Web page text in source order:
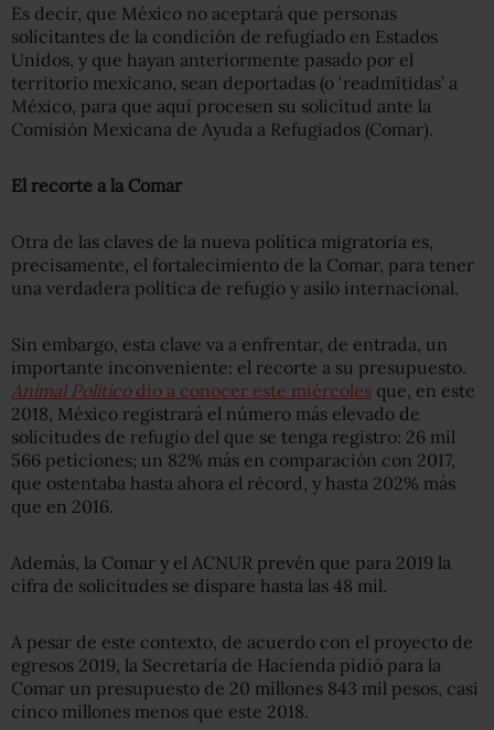
Es decir, que México no aceptará que personas
solicitantes de la condición de refugiado en Estados
Unidos, y que hayan anteriormente pasado por el
territorio mexicano, sean deportadas (o ‘readmitidas’ a
México, para que aquí procesen su solicitud ante la
Comisión Mexicana de Ayuda a Refugiados (Comar).
El recorte a la Comar
Otra de las claves de la nueva política migratoria es,
precisamente, el fortalecimiento de la Comar, para tener
una verdadera política de refugio y asilo internacional.
Sin embargo, esta clave va a enfrentar, de entrada, un
importante inconveniente: el recorte a su presupuesto.
Animal Políticodio a conocer este miércoles que, en este
2018, México registrará el número más elevado de
solicitudes de refugio del que se tenga registro: 26 mil
566 peticiones; un 82% más en comparación con 2017,
que ostentaba hasta ahora el récord, y hasta 202% más
que en 2016.
Además, la Comar y el ACNUR prevén que para 2019 la
cifra de solicitudes se dispare hasta las 48 mil.
A pesar de este contexto, de acuerdo con el proyecto de
egresos 2019, la Secretaría de Hacienda pidió para la
Comar un presupuesto de 20 millones 843 mil pesos, casi
cinco millones menos que este 2018.